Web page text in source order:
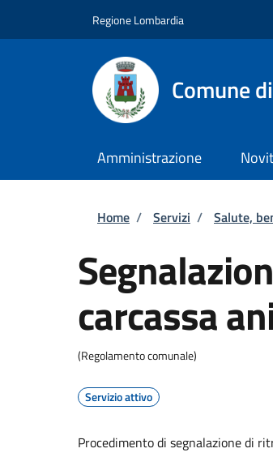
Regione Lombardia
Comune
Amministrazione
Briciole di
Home / Servizi / Salute,
carcassa
(Regolamento comunale)
Servizio attivo
Procedimento di segnalazione di